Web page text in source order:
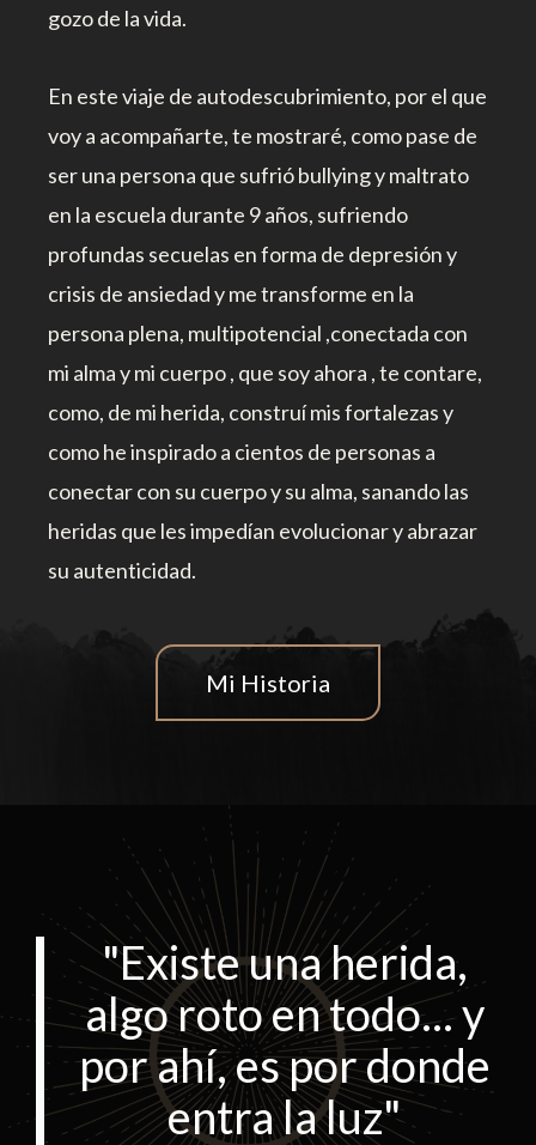
gozo de la vida.
En este viaje de autodescubrimiento, por el que
voy a acompañarte, te mostraré, como pase de
ser una persona que sufrió bullying y maltrato
en la escuela durante 9 años, sufriendo
profundas secuelas en forma de depresión y
crisis de ansiedad y me transforme en la
persona plena, multipotencial ,conectada con
mi alma y mi cuerpo , que soy ahora , te contare,
como, de mi herida, construí mis fortalezas y
como he inspirado a cientos de personas a
conectar con su cuerpo y su alma, sanando las
heridas que les impedían evolucionar y abrazar
su autenticidad.
Mi Historia
"Existe una herida,
algo roto en todo... y
por ahí, es por donde
entra la luz"